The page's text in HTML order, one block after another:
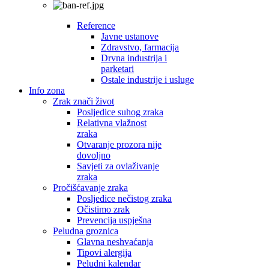
Reference
Javne ustanove
Zdravstvo, farmacija
Drvna industrija i
parketari
Ostale industrije i usluge
Info zona
Zrak znači život
Posljedice suhog zraka
Relativna vlažnost
zraka
Otvaranje prozora nije
dovoljno
Savjeti za ovlaživanje
zraka
Pročišćavanje zraka
Posljedice nečistog zraka
Očistimo zrak
Prevencija uspješna
Peludna groznica
Glavna neshvaćanja
Tipovi alergija
Peludni kalendar